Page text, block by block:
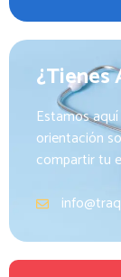
¿Tienes
Estamos
orientación
compartir tu